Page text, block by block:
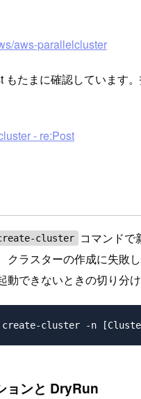
aws-parallelcluster
もたまに確認しています
- re:Post
cluster
コマンドで
クラスターの作成に失敗
動できないときの切り分け
ョンと DryRun